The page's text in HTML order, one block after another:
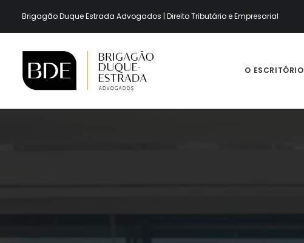
Brigagão Duque Estrada Advogados | Direito Tributário e Empresarial
O ESCRITÓRIO